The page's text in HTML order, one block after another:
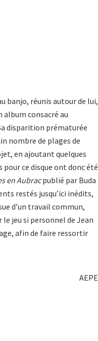
banjo, réunis autour de lui,
album consacré au
disparition prématurée
nombre de plages de
en ajoutant quelques
ce disque ont donc été
en Aubracpublié par Buda
restés jusqu’ici inédits,
d’un travail commun,
jeu si personnel de Jean
afin de faire ressortir